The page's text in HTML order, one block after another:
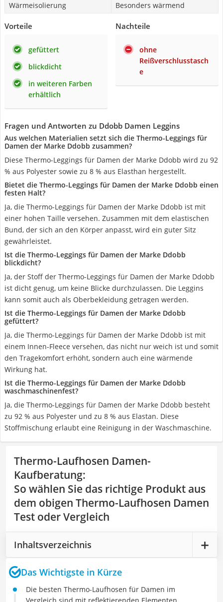
Wärmeisolierung Besonders wärmend
Vorteile
gefüttert
blickdicht
in weiteren Farben
erhältlich
Nachteile
ohne
Reißverschlusstasch
e
Fragen und Antworten zu Ddobb Damen Leggins
Aus welchen Materialien setzt sich die Thermo-Leggings für
Damen der Marke Ddobb zusammen?
Diese Thermo-Leggings für Damen der Marke Ddobb wird zu 92
% aus Polyester sowie zu 8 % aus Elasthan hergestellt.
Bietet die Thermo-Leggings für Damen der Marke Ddobb einen
festen Halt?
Ja, die Thermo-Leggings für Damen der Marke Ddobb ist mit
einer hohen Taille versehen. Zusammen mit dem elastischen
Bund, der sich an den Körper anpasst, wird ein guter Sitz
gewährleistet.
Ist die Thermo-Leggings für Damen der Marke Ddobb
blickdicht?
Ja, der Stoff der Thermo-Leggings für Damen der Marke Ddobb
ist dicht genug, um keine Blicke durchzulassen. Die Leggins
kann somit auch als Oberbekleidung getragen werden.
Ist die Thermo-Leggings für Damen der Marke Ddobb
gefüttert?
Ja, die Thermo-Leggings für Damen der Marke Ddobb ist mit
einem Innen-Fleece versehen, das nicht nur weich ist und somit
den Tragekomfort erhöht, sondern auch eine wärmende
Wirkung hat.
Ist die Thermo-Leggings für Damen der Marke Ddobb
waschmaschinenfest?
Ja, die Thermo-Leggings für Damen der Marke Ddobb besteht
zu 92 % aus Polyester und zu 8 % aus Elastan. Diese
Stoffmischung erlaubt eine Reinigung in der Waschmaschine.
Thermo-Laufhosen Damen-
Kaufberatung:
So wählen Sie das richtige Produkt aus
dem obigen Thermo-Laufhosen Damen
Test oder Vergleich
Inhaltsverzeichnis
Das Wichtigste in Kürze
Die besten Thermo-Laufhosen für Damen im